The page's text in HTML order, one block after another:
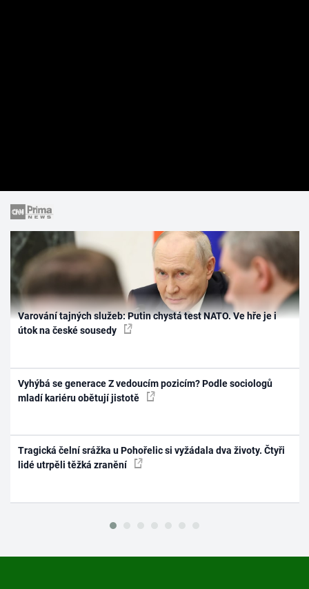
Varování tajných služeb: Putin chystá test NATO. Ve hře je i
útok na české sousedy
Vyhýbá se generace Z vedoucím pozicím? Podle sociologů
mladí kariéru obětují jistotě
Tragická čelní srážka u Pohořelic si vyžádala dva životy. Čtyři
lidé utrpěli těžká zranění